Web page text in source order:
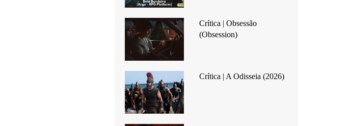
Crítica | Obsessão
(Obsession)
Crítica | A Odisseia (2026)